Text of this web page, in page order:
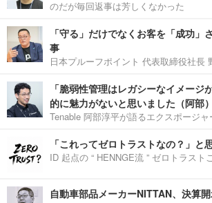
のだが毎回返事は芳しくなかった
「守る」だけでなくお客を「成功」
事
日本プルーフポイント 代表取締役社長
「脆弱性管理はレガシーなイメージ
的に魅力がないと思いました（阿部）
Tenable 阿部淳平が語るエクスポージャ
「これってゼロトラストなの？」と
ID 起点の “ HENNGE流 ” ゼロトラスト
自動車部品メーカーNITTAN、決算